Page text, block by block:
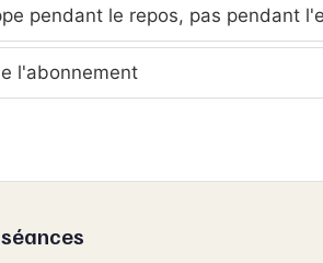
pendant le repos, pas pendant
l'abonnement